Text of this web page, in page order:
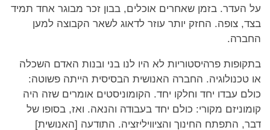
על העדר. בזמן שאחרים אוכלים, בבון זכר מבוגר אחד תמיד
בצד, צופה. החזק יותר עוזר לדאוג לשאר הקבוצה למען
החברה.
בתקופות פרהיסטוריות לא היו לנו בני ובנות האדם השכלה
או טכנולוגיה. החברה האנושית הבסיסית הייתה פשוטה:
כולם עבדו יחד וחלקו יחד. הקומוניסטים אומרים שזה היה
קומוניזם מקורי: כולם יחד בעבודה והנאה. ואז, בסופו של
דבר, התפתח החינוך והציוויליזציה. התודעה [האנושית]